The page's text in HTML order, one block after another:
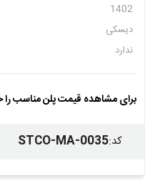
1402
دیسکی
ندارد
برای مشاهده قیمت پلن مناسب را
کد:
STCO-MA-0035